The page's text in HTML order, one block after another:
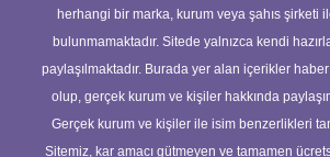
herhangi bir marka, kurum veya şahıs şirketi
bulunmamaktadır. Sitede yalnızca kendi
paylaşılmaktadır. Burada yer alan içerikler
olup, gerçek kurum ve kişiler hakkında
Gerçek kurum ve kişiler ile isim benzerlikleri
Sitemiz, kar amacı gütmeyen ve tamamen